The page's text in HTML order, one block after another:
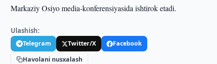
Markaziy Osiyo media-konferensiyasida ishtirok etadi.
Ulashish:
Telegram Twitter/X
Facebook
Havolani nusxalash